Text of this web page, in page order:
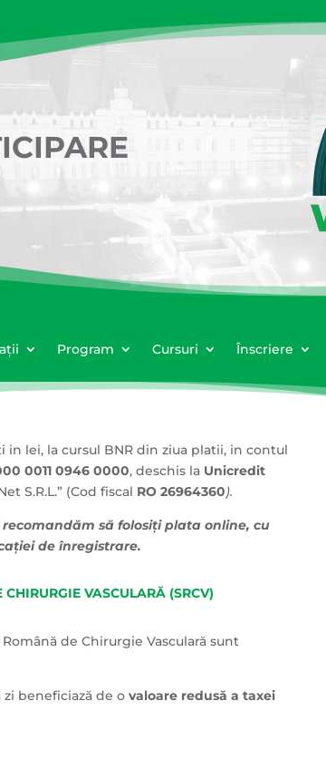
Program Cursuri Înscriere
lei, la cursul BNR din ziua platii, in contul
0011 0946 0000, deschis la Unicredit
S.R.L.” (Cod fiscal RO 26964360).
recomandăm să folosiți plata online, cu
de înregistrare.
VASCULARĂ (SRCV)
de Chirurgie Vasculară sunt
zi beneficiază de ovaloare redusă a taxei